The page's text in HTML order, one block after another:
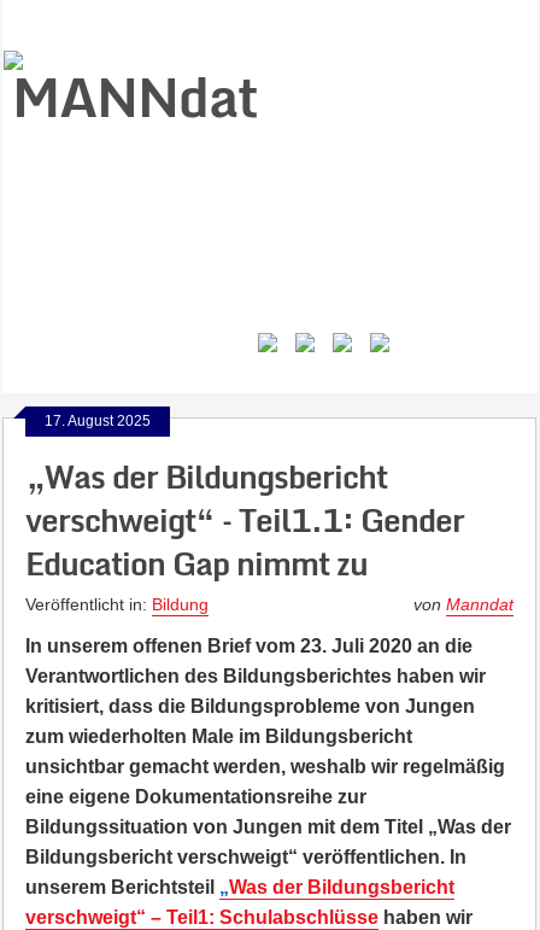
17. August 2025
„Was der Bildungsbericht
verschweigt“ – Teil1.1: Gender
Education Gap nimmt zu
Veröffentlicht in: Bildung vonManndat
In unserem offenen Brief vom 23. Juli 2020 an die
Verantwortlichen des Bildungsberichtes haben wir
kritisiert, dass die Bildungsprobleme von Jungen
zum wiederholten Male im Bildungsbericht
unsichtbar gemacht werden, weshalb wir regelmäßig
eine eigene Dokumentationsreihe zur
Bildungssituation von Jungen mit dem Titel „Was der
Bildungsbericht verschweigt“ veröffentlichen. In
unserem Berichtsteil „Was der Bildungsbericht
verschweigt“ – Teil1: Schulabschlüssehaben wir